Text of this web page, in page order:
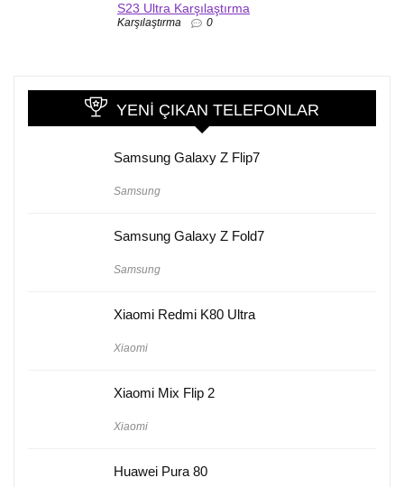
S23 Ultra Karşılaştırma
Karşılaştırma 0
YENI ÇIKAN TELEFONLAR
Samsung Galaxy Z Flip7
Samsung
Samsung Galaxy Z Fold7
Samsung
Xiaomi Redmi K80 Ultra
Xiaomi
Xiaomi Mix Flip 2
Xiaomi
Huawei Pura 80